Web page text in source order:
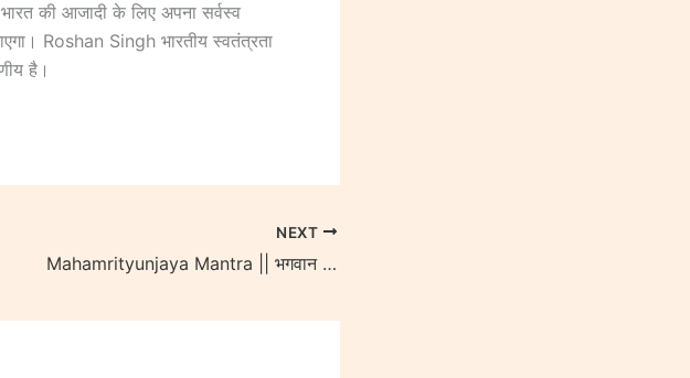
की आजादी के लिए अपना सर्वस्व
Roshan Singh भारतीय स्वतंत्रता
है।
NEXT
Mahamrityunjaya Mantra || भगवान शिव की अनमोल विरासत